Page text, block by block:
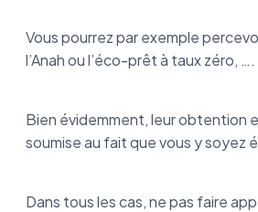
Vous pourrez par exemple
l’Anah ou l’éco-prêt à taux zéro, ….
Bien évidemment, leur obtention
soumise au fait que vous y soyez
Dans tous les cas, ne pas faire